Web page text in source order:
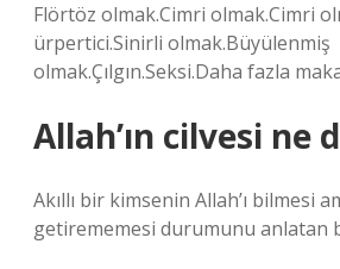
Flörtöz olmak.Cimri olmak.Cimri
ürpertici.Sinirli olmak.Büyülenmiş
olmak.Çılgın.Seksi.Daha fazla
Allah’ın cilvesi ne
Akıllı bir kimsenin Allah’ı bilmesi
getirememesi durumunu anlatan